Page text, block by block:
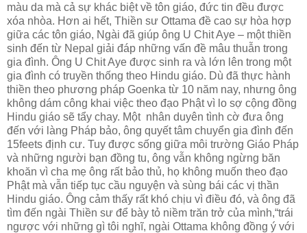
màu da mà cả sự khác biệt về tôn giáo, đức tin đều được
xóa nhòa. Hơn ai hết, Thiền sư Ottama đề cao sự hòa hợp
giữa các tôn giáo, Ngài đã giúp ông U Chit Aye – một thiền
sinh đến từ Nepal giải đáp những vấn đề mâu thuẫn trong
gia đình. Ông U Chit Aye được sinh ra và lớn lên trong một
gia đình có truyền thống theo Hindu giáo. Dù đã thực hành
thiền theo phương pháp Goenka từ 10 năm nay, nhưng ông
không dám công khai việc theo đạo Phật vì lo sợ cộng đồng
Hindu giáo sẽ tẩy chay. Một nhân duyên tình cờ đưa ông
đến với làng Pháp bảo, ông quyết tâm chuyển gia đình đến
15feets định cư. Tuy được sống giữa môi trường Giáo Pháp
và những người bạn đồng tu, ông vẫn không ngừng băn
khoăn vì cha mẹ ông rất bảo thủ, họ không muốn theo đạo
Phật mà vẫn tiếp tục cầu nguyện và sùng bái các vị thần
Hindu giáo. Ông cảm thấy rất khó chịu vì điều đó, và ông đã
tìm đến ngài Thiền sư để bày tỏ niềm trăn trở của mình,“trái
ngược với những gì tôi nghĩ, ngài Ottama không đồng ý với